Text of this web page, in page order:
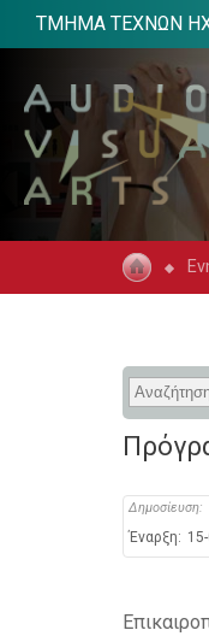
ΤΜΗΜΑ ΤΕΧΝΩΝ
Δημοσίευση:
Έναρξη: